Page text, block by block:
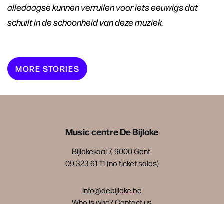
alledaagse kunnen verruilen voor iets eeuwigs dat
schuilt in de schoonheid van deze muziek.
MORE STORIES
Music centre De Bijloke
Bijlokekaai 7, 9000 Gent
09 323 61 11 (no ticket sales)
info@debijloke.be